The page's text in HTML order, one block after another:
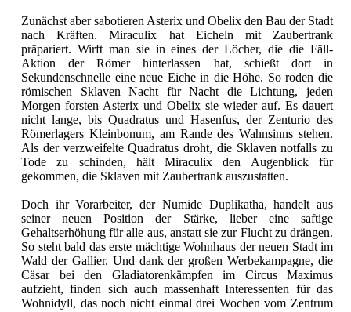
Zunächst aber sabotieren Asterix und Obelix den Bau der Stadt
nach Kräften. Miraculix hat Eicheln mit Zaubertrank
präpariert. Wirft man sie in eines der Löcher, die die Fäll-
Aktion der Römer hinterlassen hat, schießt dort in
Sekundenschnelle eine neue Eiche in die Höhe. So roden die
römischen Sklaven Nacht für Nacht die Lichtung, jeden
Morgen forsten Asterix und Obelix sie wieder auf. Es dauert
nicht lange, bis Quadratus und Hasenfus, der Zenturio des
Römerlagers Kleinbonum, am Rande des Wahnsinns stehen.
Als der verzweifelte Quadratus droht, die Sklaven notfalls zu
Tode zu schinden, hält Miraculix den Augenblick für
gekommen, die Sklaven mit Zaubertrank auszustatten.
Doch ihr Vorarbeiter, der Numide Duplikatha, handelt aus
seiner neuen Position der Stärke, lieber eine saftige
Gehaltserhöhung für alle aus, anstatt sie zur Flucht zu drängen.
So steht bald das erste mächtige Wohnhaus der neuen Stadt im
Wald der Gallier. Und dank der großen Werbekampagne, die
Cäsar bei den Gladiatorenkämpfen im Circus Maximus
aufzieht, finden sich auch massenhaft Interessenten für das
Wohnidyll, das noch nicht einmal drei Wochen vom Zentrum